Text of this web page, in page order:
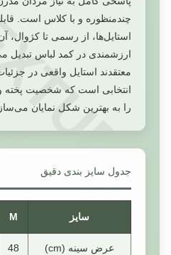
چندمنظوره و با کلاس است.
استایل‌ها، از رسمی تا کژوال،
ارزشمندی در کمد لباس تبدیل
معتقدند استایل واقعی در
انتخابی است که شخصیت پخته
را به بهترین شکل نمایان
جدول سایز بندی دقیق
سایز M
عرض سینه (cm) 48